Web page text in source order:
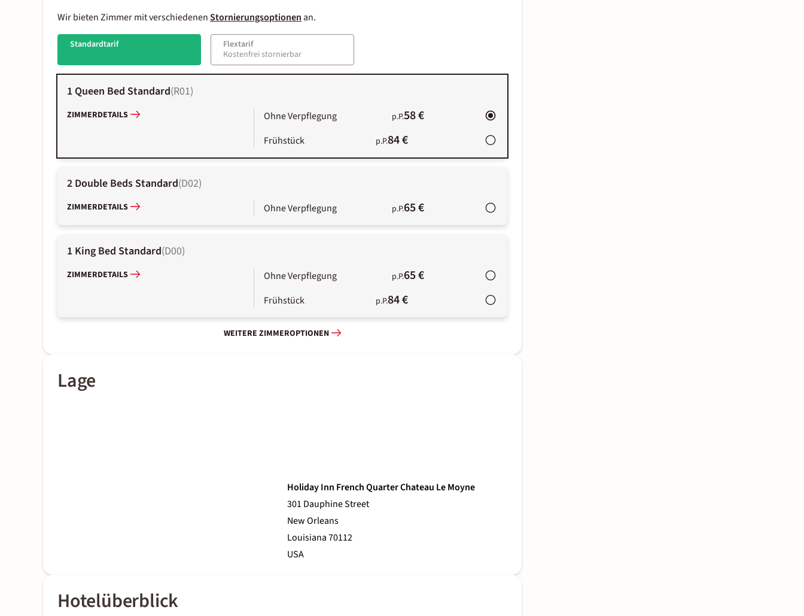
Wir bieten Zimmer mit verschiedenenStornierungsoptionenan.
Standardtarif
Flextarif
Kostenfrei stornierbar
1 Queen Bed Standard(R01)
ZIMMERDETAILS Ohne Verpflegung p.P.58 €
Frühstück p.P.84 €
2 Double Beds Standard(D02)
ZIMMERDETAILS Ohne Verpflegung p.P.65 €
1 King Bed Standard(D00)
ZIMMERDETAILS Ohne Verpflegung p.P.65 €
Frühstück p.P.84 €
WEITERE ZIMMEROPTIONEN
Lage
Holiday Inn French Quarter Chateau Le Moyne
301 Dauphine Street
New Orleans
Louisiana 70112
USA
Hotelüberblick